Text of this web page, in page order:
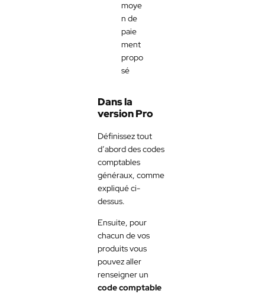
moye
n de
paie
ment
propo
sé
Dans la
version Pro
Définissez tout
d’abord des codes
comptables
généraux, comme
expliqué ci-
dessus.
Ensuite, pour
chacun de vos
produits vous
pouvez aller
renseigner un
code comptable